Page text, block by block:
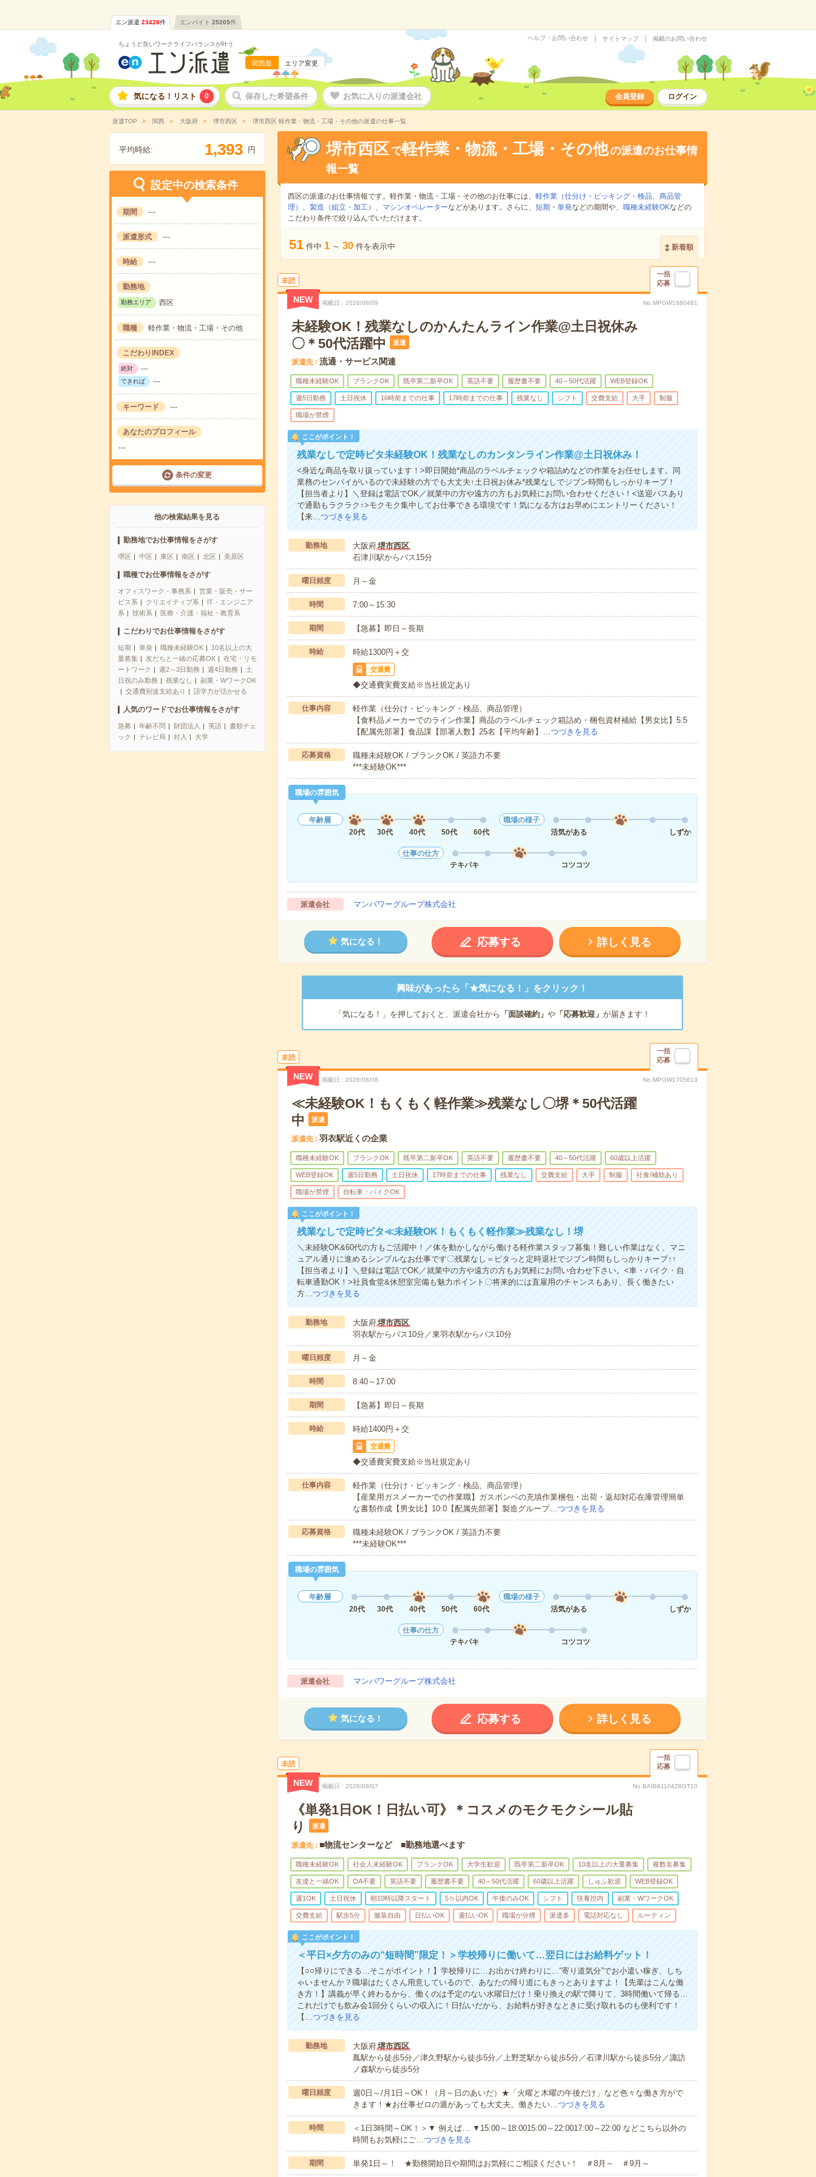
エン派遣 23428件 エンバイト 25205件
ちょうど良いワークライフバランスが叶う
関西版 エリア変更
ヘルプ・お問い合わせ サイトマップ 掲載のお問い合わせ
気になる！リスト 0 保存した希望条件 お気に入りの派遣会社 会員登録 ログイン
派遣TOP 関西 大阪府 堺市西区 堺市西区 軽作業・物流・工場・その他の派遣の仕事一覧
平均時給: 1,393 円
設定中の検索条件
期間 ---
派遣形式 ---
時給 ---
勤務地
勤務エリア 西区
職種 軽作業・物流・工場・その他
こだわりINDEX
絶対 ---
できれば ---
キーワード ---
あなたのプロフィール
---
条件の変更
他の検索結果を見る
勤務地でお仕事情報をさがす
堺区 中区 東区 南区 北区 美原区
職種でお仕事情報をさがす
オフィスワーク・事務系
営業・販売・サー
ビス系
クリエイティブ系
IT・エンジニア
系
技術系 医療・介護・福祉・教育系
こだわりでお仕事情報をさがす
短期 単発 職種未経験OK
10名以上の大
量募集
友だちと一緒の応募OK
在宅・リモ
ートワーク
週2～3日勤務 週4日勤務
土
日祝のみ勤務
残業なし
副業・WワークOK
交通費別途支給あり
語学力が活かせる
人気のワードでお仕事情報をさがす
急募 年齢不問 財団法人 英語
書類チェ
ック
テレビ局 封入 大学
堺市西区 で軽作業・物流・工場・その他の派遣のお仕事情
報一覧
西区の派遣のお仕事情報です。軽作業・物流・工場・その他のお仕事には、 軽作業（仕分け・ピッキング・検品、商品管
理） 、 製造（組立・加工） 、 マシンオペレーターなどがあります。さらに、 短期 ・ 単発などの期間や、 職種未経験OKなどの
こだわり条件で絞り込んでいただけます。
51 件中 1 ～ 30 件を表示中 新着順
未読
一括
応募
NEW 掲載日 2026/08/09 No.MPGW1680481
未経験OK！残業なしのかんたんライン作業@土日祝休み
〇＊50代活躍中
派遣
派遣先 流通・サービス関連
職種未経験OK ブランクOK 既卒第二新卒OK 英語不要 履歴書不要 40～50代活躍 WEB登録OK
週5日勤務 土日祝休 16時前までの仕事 17時前までの仕事 残業なし シフト 交費支給 大手 制服
職場が禁煙
ここがポイント！
残業なしで定時ピタ未経験OK！残業なしのカンタンライン作業@土日祝休み！
<身近な商品を取り扱っています！>即日開始*商品のラベルチェックや箱詰めなどの作業をお任せします。同
業務のセンパイがいるので未経験の方でも大丈夫↑土日祝お休み*残業なしでジブン時間もしっかりキープ！
【担当者より】＼登録は電話でOK／就業中の方や遠方の方もお気軽にお問い合わせください！<送迎バスあり
で通勤もラクラク↑>モクモク集中してお仕事できる環境です！気になる方はお早めにエントリーください！
【来…つづきを見る
勤務地 大阪府堺市西区
石津川駅からバス15分
曜日頻度 月～金
時間 7:00～15:30
期間 【急募】即日～長期
時給 時給1300円＋交
交通費
◆交通費実費支給※当社規定あり
仕事内容
軽作業（仕分け・ピッキング・検品、商品管理）
【食料品メーカーでのライン作業】商品のラベルチェック箱詰め・梱包資材補給【男女比】5:5
【配属先部署】食品課【部署人数】25名【平均年齢】…つづきを見る
応募資格
職種未経験OK / ブランクOK / 英語力不要
***未経験OK***
職場の雰囲気
年齢層
20代
30代 40代 50代 60代
職場の様子
活気がある
しずか
仕事の仕方
テキパキ
コツコツ
派遣会社 マンパワーグループ株式会社
気になる！ 応募する 詳しく見る
興味があったら「★気になる！」をクリック！
「気になる！」を押しておくと、派遣会社から 「面談確約」 や「応募歓迎」 が届きます！
未読
一括
応募
NEW 掲載日 2026/08/08 No.MPGW1705613
≪未経験OK！もくもく軽作業≫残業なし〇堺＊50代活躍
中
派遣
派遣先 羽衣駅近くの企業
職種未経験OK ブランクOK 既卒第二新卒OK 英語不要 履歴書不要 40～50代活躍 60歳以上活躍
WEB登録OK 週5日勤務 土日祝休 17時前までの仕事 残業なし 交費支給 大手 制服 社食/補助あり
職場が禁煙 自転車・バイクOK
ここがポイント！
残業なしで定時ピタ≪未経験OK！もくもく軽作業≫残業なし！堺
＼未経験OK&60代の方もご活躍中！／体を動かしながら働ける軽作業スタッフ募集！難しい作業はなく、マニ
ュアル通りに進めるシンプルなお仕事です〇残業なし＝ピタっと定時退社でジブン時間もしっかりキープ↑↑
【担当者より】＼登録は電話でOK／就業中の方や遠方の方もお気軽にお問い合わせ下さい。<車・バイク・自
転車通勤OK！>社員食堂&休憩室完備も魅力ポイント〇将来的には直雇用のチャンスもあり、長く働きたい
方…つづきを見る
勤務地 大阪府堺市西区
羽衣駅からバス10分／東羽衣駅からバス10分
曜日頻度 月～金
時間 8:40～17:00
期間 【急募】即日～長期
時給 時給1400円＋交
交通費
◆交通費実費支給※当社規定あり
仕事内容
軽作業（仕分け・ピッキング・検品、商品管理）
【産業用ガスメーカーでの作業職】ガスボンベの充填作業梱包・出荷・返却対応在庫管理簡単
な書類作成【男女比】10:0【配属先部署】製造グループ…つづきを見る
応募資格
職種未経験OK / ブランクOK / 英語力不要
***未経験OK***
職場の雰囲気
年齢層
20代
30代 40代 50代 60代
職場の様子
活気がある
しずか
仕事の仕方
テキパキ
コツコツ
派遣会社 マンパワーグループ株式会社
気になる！ 応募する 詳しく見る
未読
一括
応募
NEW 掲載日 2026/08/07 No.BAIB8110428GT10
《単発1日OK！日払い可》＊コスメのモクモクシール貼
り
派遣
派遣先 ■物流センターなど ■勤務地選べます
職種未経験OK 社会人未経験OK ブランクOK 大学生歓迎 既卒第二新卒OK 10名以上の大量募集 複数名募集
友達と一緒OK OA不要 英語不要 履歴書不要 40～50代活躍 60歳以上活躍 しゅふ歓迎 WEB登録OK
週1OK 土日祝休 朝10時以降スタート 5ｈ以内OK 午後のみOK シフト 扶養控内 副業・WワークOK
交費支給 駅歩5分 服装自由 日払いOK 週払いOK 職場が分煙 派遣多 電話対応なし ルーティン
ここがポイント！
＜平日×夕方のみの“短時間”限定！＞学校帰りに働いて…翌日にはお給料ゲット！
【○○帰りにできる…そこがポイント！】学校帰りに…お出かけ終わりに…“寄り道気分”でお小遣い稼ぎ、しち
ゃいませんか？職場はたくさん用意しているので、あなたの帰り道にもきっとありますよ！【先輩はこんな働
き方！】講義が早く終わるから、働くのは予定のない水曜日だけ！乗り換えの駅で降りて、3時間働いて帰る…
これだけでも飲み会1回分くらいの収入に！日払いだから、お給料が好きなときに受け取れるのも便利です！
【…つづきを見る
勤務地 大阪府堺市西区
鳳駅から徒歩5分／津久野駅から徒歩5分／上野芝駅から徒歩5分／石津川駅から徒歩5分／諏訪
ノ森駅から徒歩5分
曜日頻度
週0日～/月1日～OK！（月～日のあいだ）★「火曜と木曜の午後だけ」など色々な働き方がで
きます！★お仕事ゼロの週があっても大丈夫。働きたい…つづきを見る
時間
＜1日3時間～OK！＞▼ 例えば… ▼15:00～18:0015:00～22:0017:00～22:00 などこちら以外の
時間もお気軽にご…つづきを見る
期間 単発1日～！ ★勤務開始日や期間はお気軽にご相談ください！ ＃8月～ ＃9月～